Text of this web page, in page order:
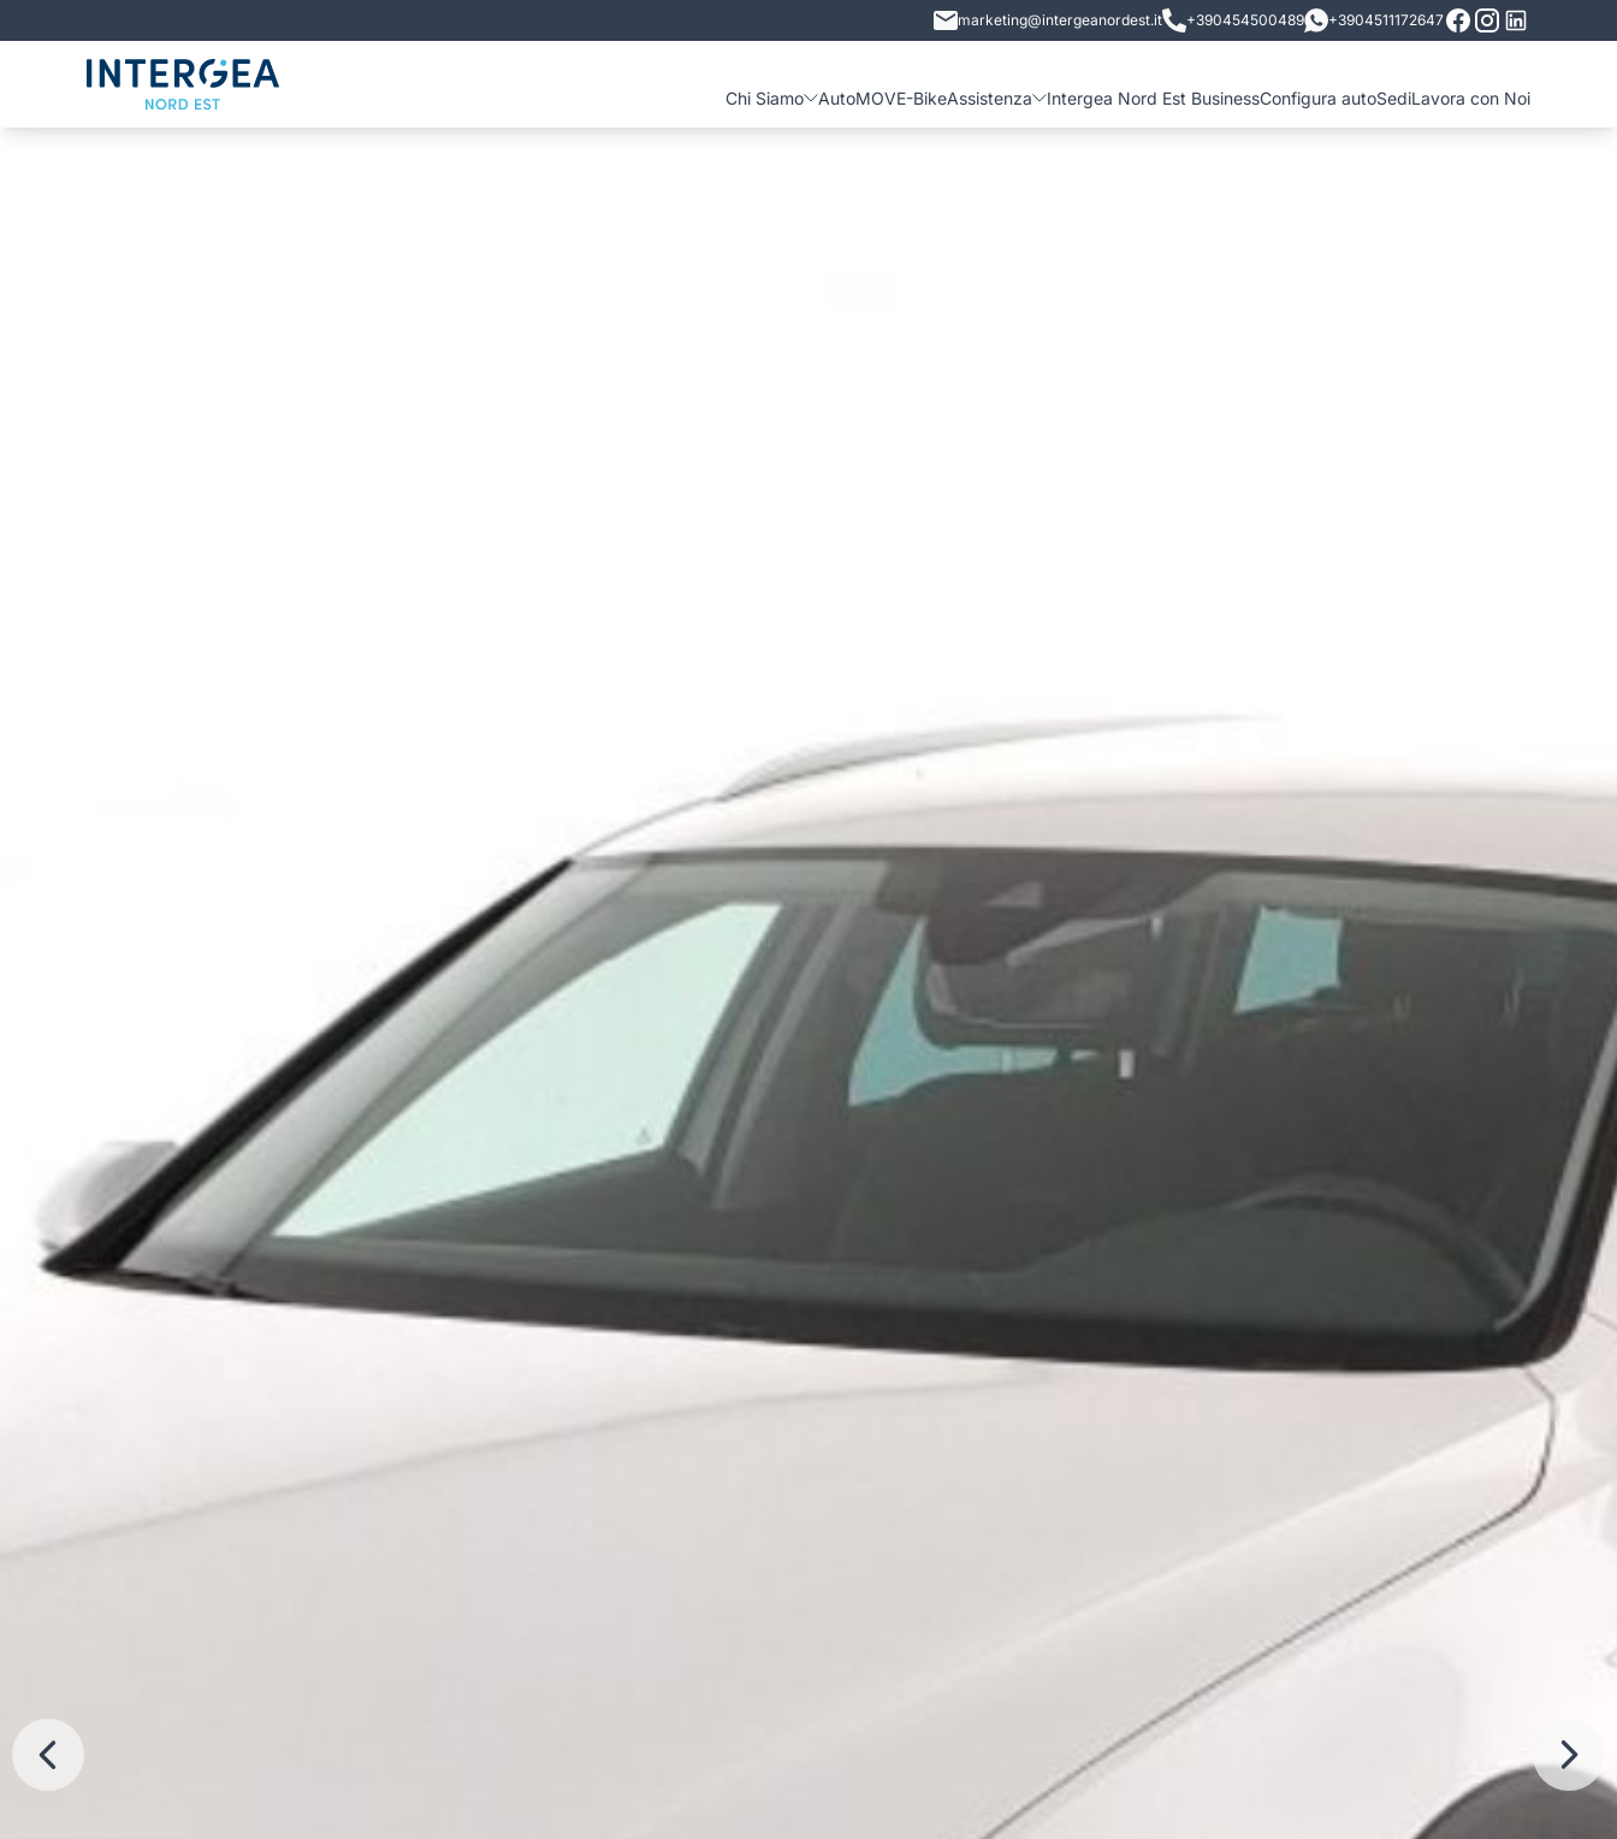
marketing@intergeanordest.it +390454500489 +3904511172647
Chi Siamo AutoMOVE-BikeAssistenza Intergea Nord Est BusinessConfigura autoSediLavora con Noi